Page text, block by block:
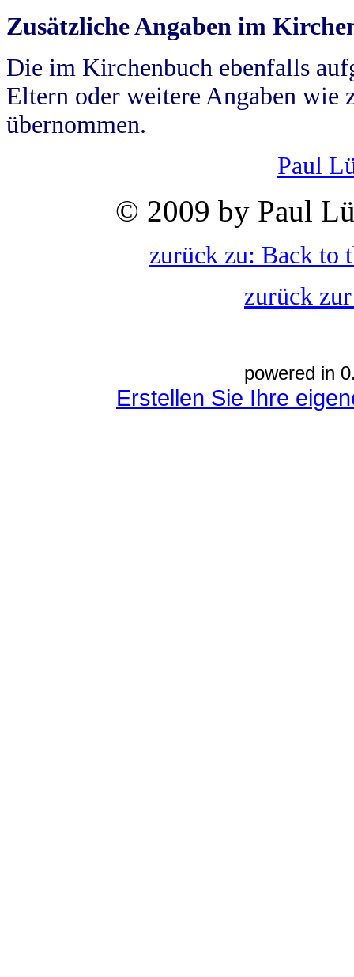
Zusätzliche Angaben im
Die im Kirchenbuch ebenfalls
Eltern oder weitere Angaben wie
übernommen.
Paul
© 2009 by Paul
zurück zu: Back to
zurück
powered in
Erstellen Sie Ihre